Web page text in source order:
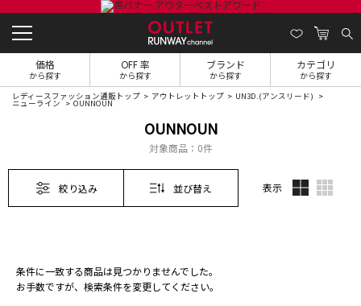
価格
から探す
OFF 率
から探す
ブランド
から探す
カテゴリ
から探す
レディースファッション通販トップ アウトレットトップ UN3D.(アンスリード)
ニューライン OUNNOUN
OUNNOUN
対象商品： 0件
絞り込み 並び替え 表示
条件に一致する商品は見つかりませんでした。
お手数ですが、検索条件を変更してください。